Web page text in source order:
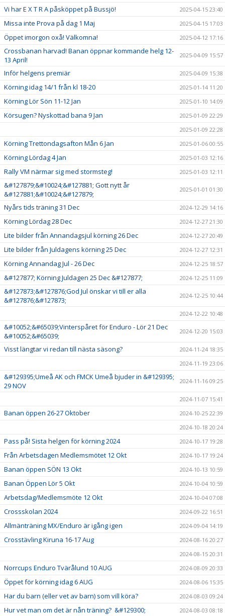
Vi har E X T R A påsköppet på Bussjö! 2025-04-15 23:40
Missa inte Prova på dag 1 Maj 2025-04-15 17:03
Öppet imorgon oxå! Välkomna! 2025-04-12 17:16
Crossbanan harvad! Banan öppnar kommande helg 12-
13 April!
2025-04-09 15:57
Inför helgens premiär 2025-04-09 15:38
Körning idag 14/1 från kl 18-20 2025-01-14 11:20
Körning Lör Sön 11-12 Jan 2025-01-10 14:09
Körsugen? Nyskottad bana 9 Jan
2025-01-09 22:29
2025-01-09 22:28
Körning Trettondagsafton Mån 6 Jan 2025-01-06 00:55
Körning Lördag 4 Jan 2025-01-03 12:16
Rally VM närmar sig med stormsteg! 2025-01-03 12:11
&#127879;&#10024;&#127881; Gott nytt år
&#127881;&#10024;&#127879;
2025-01-01 01:30
Nyårs tids träning 31 Dec 2024-12-29 14:16
Körning Lördag 28 Dec 2024-12-27 21:30
Lite bilder från Annandagsjul körning 26 Dec 2024-12-27 20:49
Lite bilder från Juldagens körning 25 Dec 2024-12-27 12:31
Körning Annandag Jul - 26 Dec 2024-12-25 18:57
&#127877; Körning Juldagen 25 Dec &#127877; 2024-12-25 11:09
&#127873;&#127876;God Jul önskar vi till er alla
&#127876;&#127873;
2024-12-25 10:44
2024-12-22 10:48
&#10052;&#65039;Vinterspåret för Enduro - Lör 21 Dec
&#10052;&#65039;
2024-12-20 15:03
Visst längtar vi redan till nästa säsong?
2024-11-24 18:35
2024-11-19 23:06
&#129395;Umeå AK och FMCK Umeå bjuder in &#129395;
29 NOV
2024-11-16 09:25
2024-11-07 15:41
Banan öppen 26-27 Oktober
2024-10-25 22:39
2024-10-18 20:24
Pass på! Sista helgen för körning 2024 2024-10-17 19:28
Från Arbetsdagen Medlemsmötet 12 Okt 2024-10-17 19:24
Banan öppen SÖN 13 Okt 2024-10-13 10:59
Banan Öppen Lör 5 Okt 2024-10-04 10:59
Arbetsdag/Medlemsmöte 12 Okt 2024-10-04 07:08
Crossskolan 2024 2024-09-22 16:51
Allmänträning MX/Enduro är igång igen 2024-09-04 14:19
Crosstävling Kiruna 16-17 Aug
2024-08-16 20:27
2024-08-15 20:31
Norrcups Enduro Tvärålund 10 AUG 2024-08-09 20:33
Öppet för körning idag 6 AUG 2024-08-06 15:35
Har du barn (eller vet av barn) som vill köra? 2024-08-03 09:24
Hur vet man om det är nån träning? &#129300; 2024-08-03 08:18